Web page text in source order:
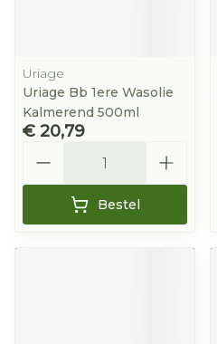
Uriage
Uriage Bb 1ere Wasolie
Kalmerend 500ml
€ 20,79
Bestel